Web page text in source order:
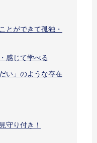
とができて孤独・
感じて学べる
い」のような存在
守り付き！